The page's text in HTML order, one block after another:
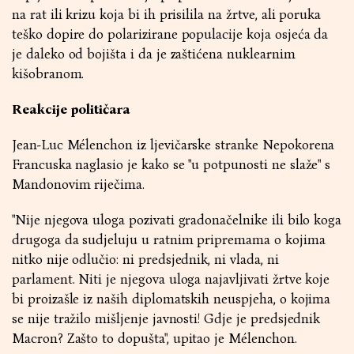
na rat ili krizu koja bi ih prisilila na žrtve, ali poruka
teško dopire do polarizirane populacije koja osjeća da
je daleko od bojišta i da je zaštićena nuklearnim
kišobranom.
Reakcije političara
Jean-Luc Mélenchon iz ljevičarske stranke Nepokorena
Francuska naglasio je kako se "u potpunosti ne slaže" s
Mandonovim riječima.
"Nije njegova uloga pozivati gradonačelnike ili bilo koga
drugoga da sudjeluju u ratnim pripremama o kojima
nitko nije odlučio: ni predsjednik, ni vlada, ni
parlament. Niti je njegova uloga najavljivati žrtve koje
bi proizašle iz naših diplomatskih neuspjeha, o kojima
se nije tražilo mišljenje javnosti! Gdje je predsjednik
Macron? Zašto to dopušta", upitao je Mélenchon.